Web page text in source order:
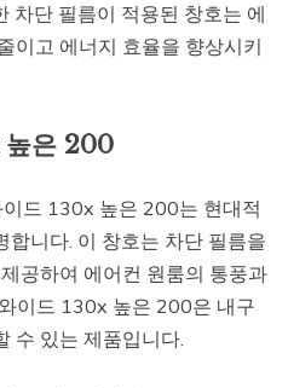
차단 필름이 적용된 창호는 에
이고 에너지 효율을 향상시키
은 200
드 130x 높은 200는 현대적
합니다. 이 창호는 차단 필름을
공하여 에어컨 원룸의 통풍과
이드 130x 높은 200은 내구
수 있는 제품입니다.